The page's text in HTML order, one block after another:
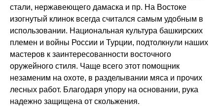
стали, нержавеющего дамаска и пр. На Востоке
изогнутый клинок всегда считался самым удобным в
использовании. Национальная культура башкирских
племен и войны России и Турции, подтолкнули наших
мастеров к заинтересованности восточного
оружейного стиля. Чаще всего этот помощник
незаменим на охоте, в разделывании мяса и прочих
лесных работ. Благодаря упору на основании, рука
надежно защищена от скольжения.